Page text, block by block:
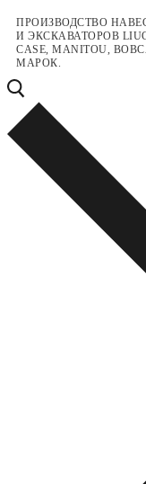
Перейти
содержимому
Меню
Закрыть
ПРОИЗВОДСТВО
И ЭКСКАВАТОРОВ
CASE, MANITOU,
МАРОК.